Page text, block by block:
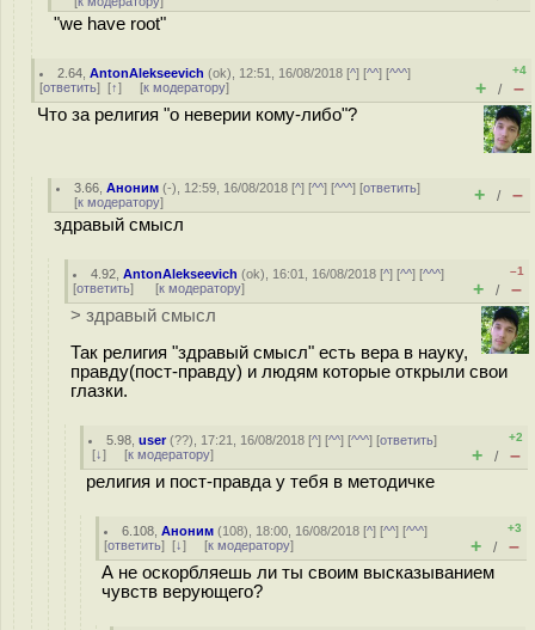
"we have root"
2.64 ,AntonAlekseevich (ok), 12:51, 16/08/2018 [^] [^^] [^^^]
[ответить] [↑] [к модератору]
+4
+ / –
Что за религия "о неверии кому-либо"?
3.66 ,Аноним (-), 12:59, 16/08/2018 [^] [^^] [^^^] [ответить]
[к модератору] + / –
здравый смысл
4.92 ,AntonAlekseevich (ok), 16:01, 16/08/2018 [^] [^^] [^^^]
[ответить] [к модератору]
–1
+ / –
> здравый смысл
Так религия "здравый смысл" есть вера в науку,
правду(пост-правду) и людям которые открыли свои
глазки.
5.98 ,user(??), 17:21, 16/08/2018 [^] [^^] [^^^] [ответить]
[↓] [к модератору]
+2
+ / –
религия и пост-правда у тебя в методичке
6.108 ,Аноним (108), 18:00, 16/08/2018 [^] [^^] [^^^]
[ответить] [↓] [к модератору]
+3
+ / –
А не оскорбляешь ли ты своим высказыванием
чувств верующего?